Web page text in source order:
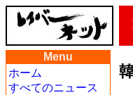
Menu
ホーム
すべてのニュース